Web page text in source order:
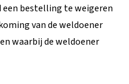
een bestelling te weigeren
van de weldoener
waarbij de weldoener